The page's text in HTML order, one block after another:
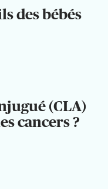
des bébés
(CLA)
cancers ?